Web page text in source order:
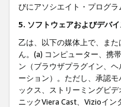
びにアソシエイト・プログ
5. ソフトウェアおよびデバ
乙は、以下の媒体上で、ま
ん。(a) コンピューター、携
ン（ブラウザプラグイン、
ーション）。ただし、承認
ックス、ストリーミングビ
ニックViera Cast、Vizioイ